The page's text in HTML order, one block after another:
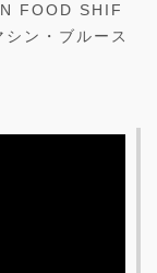
FOOD SHIF
ン・ブルース